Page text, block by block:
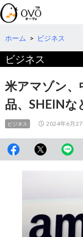
検
索
コ
テ
へ
移
動
ホーム > ビジネス
ビジネス
米アマゾン、
品、SHEINな
ビジネス 2024年6月27